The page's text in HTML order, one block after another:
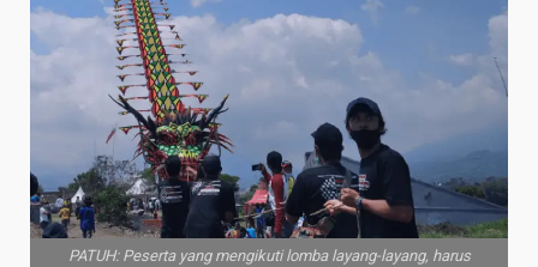
PATUH: Peserta yang mengikuti lomba layang-layang, harus